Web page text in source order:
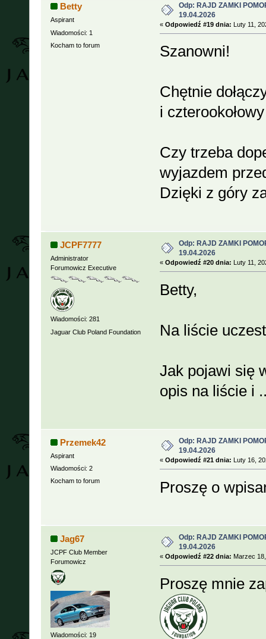
Betty
Aspirant
Wiadomości: 1
Kocham to forum
Odp: RAJD ZAMKI
19.04.2026
« Odpowiedź #19 dnia: Luty 11,
Szanowni!
Chętnie
i
Czy trzeba
wyjazdem
Dzięki z góry
JCPF7777
Administrator
Forumowicz Executive
Wiadomości: 281
Jaguar Club Poland Foundation
Odp: RAJD ZAMKI
19.04.2026
« Odpowiedź #20 dnia: Luty 11,
Betty,
Na liście
Jak pojawi się
opis na liście i
Przemek42
Aspirant
Wiadomości: 2
Kocham to forum
Odp: RAJD ZAMKI
19.04.2026
« Odpowiedź #21 dnia: Luty 16,
Proszę o
Jag67
JCPF Club Member
Forumowicz
Wiadomości: 19
Odp: RAJD ZAMKI
19.04.2026
« Odpowiedź #22 dnia: Marzec
Proszę mnie